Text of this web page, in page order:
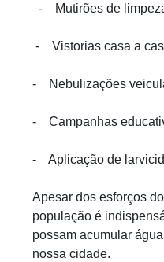
- Mutirões de
- Vistorias casa a
- Nebulizações
- Campanhas
- Aplicação de
Apesar dos esforços
população é
possam acumular
nossa cidade.